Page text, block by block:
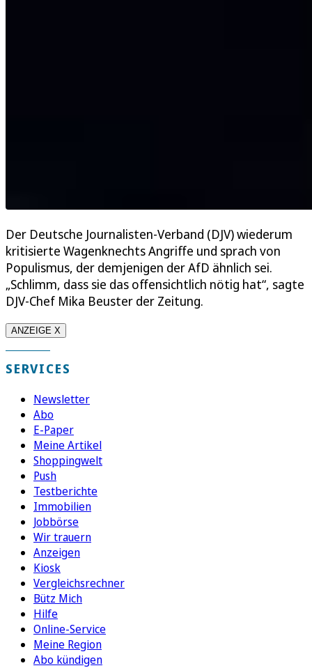
Der Deutsche Journalisten-Verband (DJV) wiederum
kritisierte Wagenknechts Angriffe und sprach von
Populismus, der demjenigen der AfD ähnlich sei.
„Schlimm, dass sie das offensichtlich nötig hat“, sagte
DJV-Chef Mika Beuster der Zeitung.
ANZEIGE X
SERVICES
Newsletter
Abo
E-Paper
Meine Artikel
Shoppingwelt
Push
Testberichte
Immobilien
Jobbörse
Wir trauern
Anzeigen
Kiosk
Vergleichsrechner
Bütz Mich
Hilfe
Online-Service
Meine Region
Abo kündigen